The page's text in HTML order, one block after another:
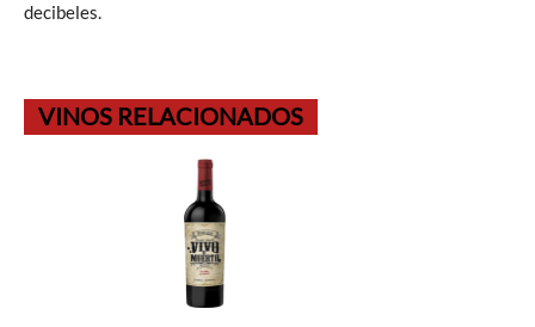
decibeles.
VINOS RELACIONADOS